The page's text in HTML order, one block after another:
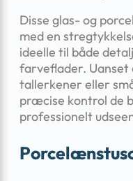
Disse glas- og
med en
ideelle til både
farveflader. Uanset
tallerkener eller
præcise kontrol de
professionelt